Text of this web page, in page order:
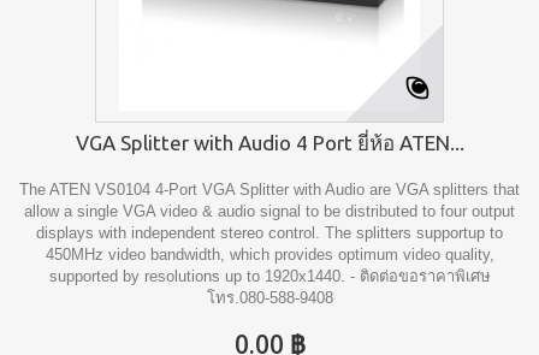
VGA Splitter with Audio 4 Port ยี่ห้อ ATEN...
The ATEN VS0104 4-Port VGA Splitter with Audio are VGA splitters that
allow a single VGA video & audio signal to be distributed to four output
displays with independent stereo control. The splitters supportup to
450MHz video bandwidth, which provides optimum video quality,
supported by resolutions up to 1920x1440. - ติดต่อขอราคาพิเศษ
โทร.080-588-9408
0.00 ฿